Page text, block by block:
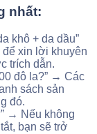
nhất:
khô + da dầu”
xin lời khuyên
trích dẫn.
đô la?” → Các
sách sản
đó.
→ Nếu không
bạn sẽ trở